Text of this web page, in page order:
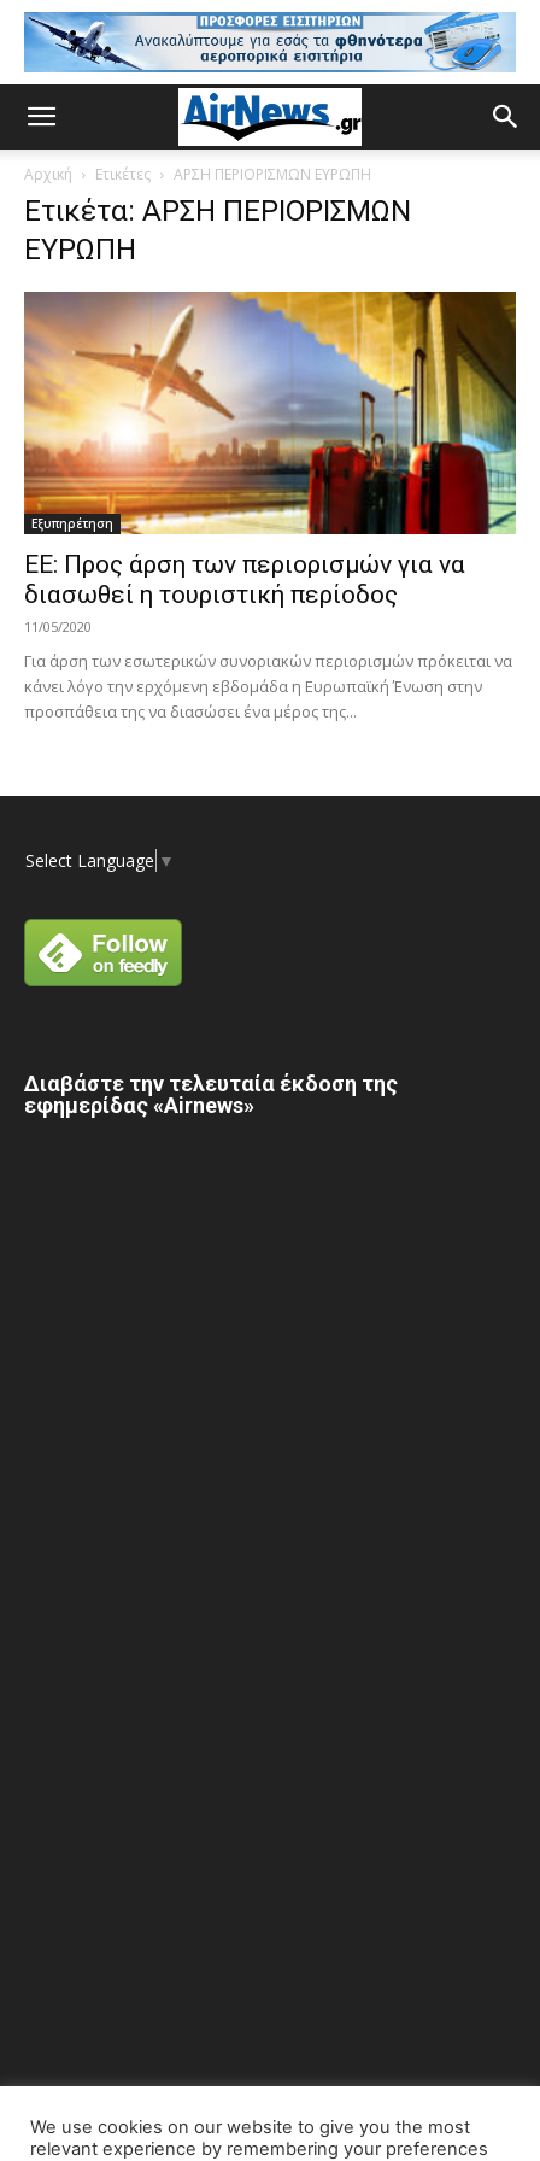
Αρχική Ετικέτες ΑΡΣΗ ΠΕΡΙΟΡΙΣΜΩΝ ΕΥΡΩΠΗ
Ετικέτα: ΑΡΣΗ ΠΕΡΙΟΡΙΣΜΩΝ
ΕΥΡΩΠΗ
Εξυπηρέτηση
ΕΕ: Προς άρση των περιορισμών για να
διασωθεί η τουριστική περίοδος
11/05/2020
Για άρση των εσωτερικών συνοριακών περιορισμών πρόκειται να
κάνει λόγο την ερχόμενη εβδομάδα η Ευρωπαϊκή Ένωση στην
προσπάθεια της να διασώσει ένα μέρος της...
Select Language ▼
Διαβάστε την τελευταία έκδοση της
εφημερίδας «Airnews»
We use cookies on our website to give you the most
relevant experience by remembering your preferences